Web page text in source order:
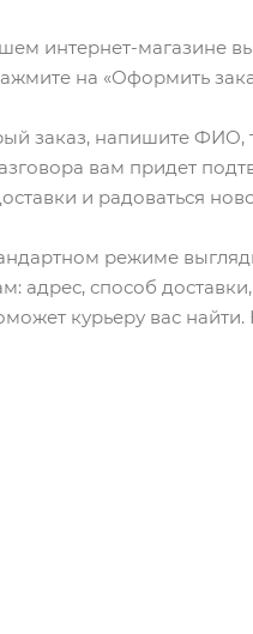
интернет-магазине
на «Оформить
заказ, напишите ФИО,
вам придет
и радоваться
режиме
адрес, способ
курьеру вас